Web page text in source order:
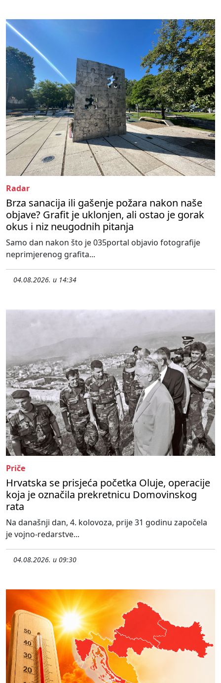
Radar
Brza sanacija ili gašenje požara nakon naše
objave? Grafit je uklonjen, ali ostao je gorak
okus i niz neugodnih pitanja
Samo dan nakon što je 035portal objavio fotografije
neprimjerenog grafita...
04.08.2026. u 14:34
Priče
Hrvatska se prisjeća početka Oluje, operacije
koja je označila prekretnicu Domovinskog
rata
Na današnji dan, 4. kolovoza, prije 31 godinu započela
je vojno-redarstve...
04.08.2026. u 09:30